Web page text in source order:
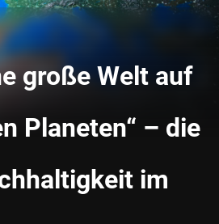
große Welt auf
Planeten“ – die
im